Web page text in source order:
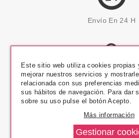
Envío En 24 H
Pago Seguro
Este sitio web utiliza cookies propias
mejorar nuestros servicios y
relacionada con sus preferencias
sus hábitos de navegación. Para dar
sobre su uso pulse el botón Acepto.
Más información